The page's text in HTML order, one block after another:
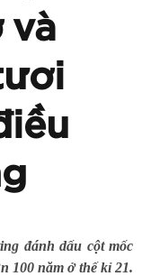
và
đánh dấu cột mốc
100 năm ở thế kỉ 21.